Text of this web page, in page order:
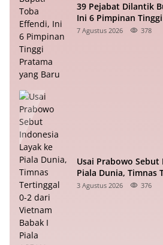
39 Pejabat Dilantik
Ini 6 Pimpinan
7 Agustus 2026 378
Usai Prabowo
Piala Dunia, Timnas
Vietnam Babak I Piala
3 Agustus 2026 376